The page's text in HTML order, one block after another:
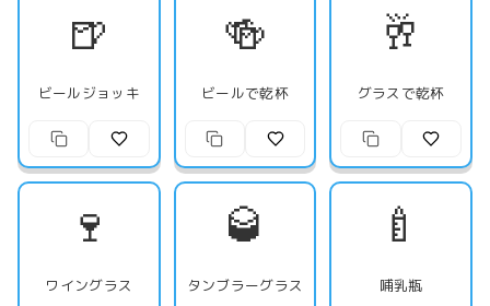
🍺
ビールジョッキ
🍻
ビールで乾杯
🥂
グラスで乾杯
🍷
ワイングラス
🥃
タンブラーグラス
🍼
哺乳瓶